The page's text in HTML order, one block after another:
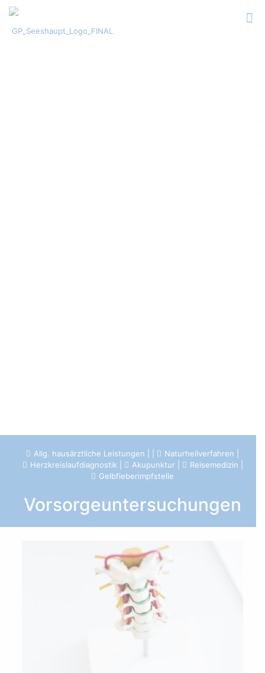
Allg. hausärztliche Leistungen Naturheilverfahren
Herzkreislaufdiagnostik
Akupunktur| Reisemedizin
Gelbfieberimpfstelle
Vorsorgeuntersuchungen